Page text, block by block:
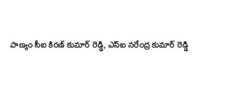
పాణ్యం సీఐ కిరణ్ కుమార్ రెడ్డి, ఎస్ఐ నరేంద్ర కుమార్ రెడ్డి